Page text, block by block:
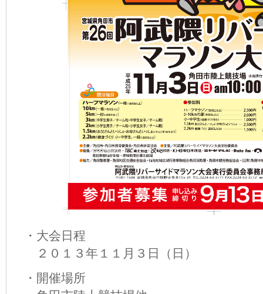
・大会日程
２０１３年１１月３日（日）
・開催場所